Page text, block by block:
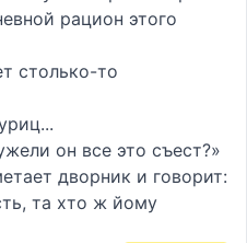
рацион этого
столько-то
он все это съест?»
дворник и говорит:
та хто ж йому